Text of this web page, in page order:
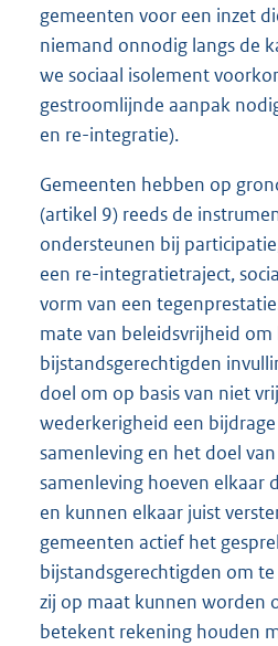
gemeenten voor een inzet
niemand onnodig langs de
we sociaal isolement
gestroomlijnde aanpak
en re-integratie).
Gemeenten hebben op
(artikel 9) reeds de
ondersteunen bij
een re-integratietraject,
vorm van een
mate van beleidsvrijheid
bijstandsgerechtigden
doel om op basis van niet
wederkerigheid een
samenleving en het doel
samenleving hoeven elkaar
en kunnen elkaar juist
gemeenten actief het
bijstandsgerechtigden om
zij op maat kunnen worden
betekent rekening houden